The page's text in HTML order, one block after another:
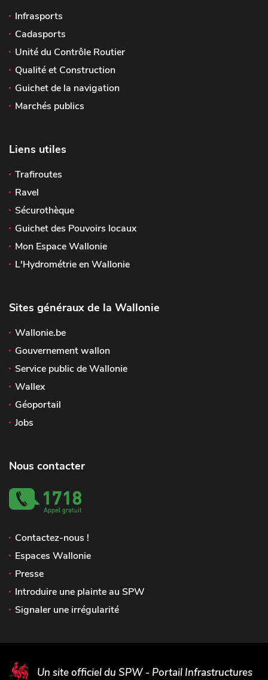
Infrasports
Cadasports
Unité du Contrôle Routier
Qualité et Construction
Guichet de la navigation
Marchés publics
Liens utiles
Trafiroutes
Ravel
Sécurothèque
Guichet des Pouvoirs locaux
Mon Espace Wallonie
L'Hydrométrie en Wallonie
Sites généraux de la Wallonie
Wallonie.be
Gouvernement wallon
Service public de Wallonie
Wallex
Géoportail
Jobs
Nous contacter
Contactez-nous !
Espaces Wallonie
Presse
Introduire une plainte au SPW
Signaler une irrégularité
Un site officiel du SPW - Portail Infrastructures